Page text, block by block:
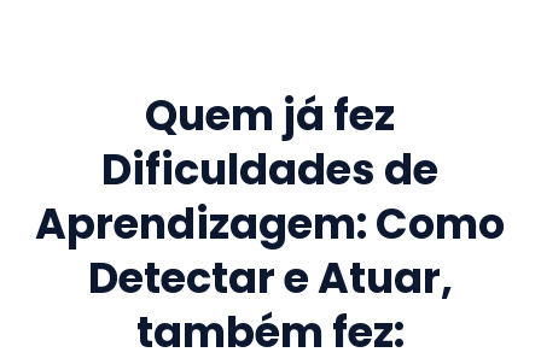
Quem já fez
Dificuldades de
Aprendizagem: Como
Detectar e Atuar,
também fez: